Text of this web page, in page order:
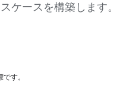
ケースを構築します。
す。